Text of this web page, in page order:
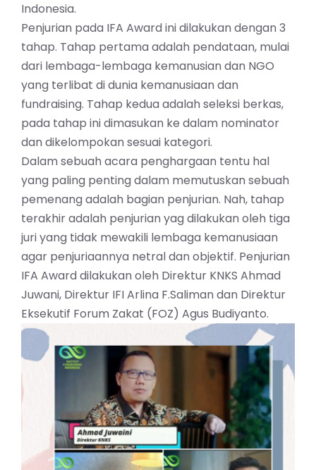
Indonesia.
Penjurian pada IFA Award ini dilakukan dengan 3
tahap. Tahap pertama adalah pendataan, mulai
dari lembaga-lembaga kemanusian dan NGO
yang terlibat di dunia kemanusiaan dan
fundraising. Tahap kedua adalah seleksi berkas,
pada tahap ini dimasukan ke dalam nominator
dan dikelompokan sesuai kategori.
Dalam sebuah acara penghargaan tentu hal
yang paling penting dalam memutuskan sebuah
pemenang adalah bagian penjurian. Nah, tahap
terakhir adalah penjurian yag dilakukan oleh tiga
juri yang tidak mewakili lembaga kemanusiaan
agar penjuriaannya netral dan objektif. Penjurian
IFA Award dilakukan oleh Direktur KNKS Ahmad
Juwani, Direktur IFI Arlina F.Saliman dan Direktur
Eksekutif Forum Zakat (FOZ) Agus Budiyanto.